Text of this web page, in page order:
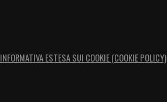
INFORMATIVA ESTESA SUI COOKIE (COOKIE POLICY)